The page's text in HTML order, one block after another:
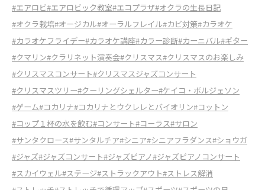
#エアロビ#エアロビック教室#エコプラザ#オクラの生長日記
#オクラ栽培#オージカル#オーラルフレイル#カビ対策#カラオケ
#カラオケフライデー#カラオケ講座#カラー診断#カーニバル#ギター
#クマリン#クラリネット演奏会#クリスマス#クリスマスのお楽しみ
#クリスマスコンサート#クリスマスジャズコンサート
#クリスマスツリー#クーリングシェルター#ケイコ・ボルジェソン
#ゲーム#コカリナ#コカリナとウクレレとバイオリン#コットン
#コップ１杯の水を飲む#コンサート#コーラス#サロン
#サンタクロース#サンタルチア#シニア#シニアフラダンス#ショウガ
#ジャズ#ジャズコンサート#ジャズピアノ#ジャズピアノコンサート
#スカイウェル#ステージ#ストラックアウト#ストレス解消